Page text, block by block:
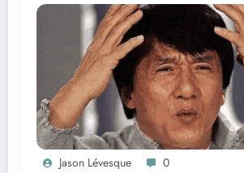
Jason Lévesque 0